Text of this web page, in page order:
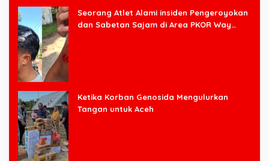
Seorang Atlet Alami insiden Pengeroyokan
dan Sabetan Sajam di Area PKOR Way
Ketika Korban Genosida Mengulurkan
Tangan untuk Aceh